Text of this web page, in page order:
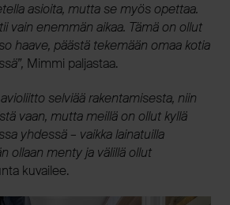
asioita, mutta se myös opettaa.
vain enemmän aikaa. Tämä on ollut
haave, päästä tekemään omaa kotia
Mimmi paljastaa.
selviää rakentamisesta, niin
vaan, mutta meillä on ollut kyllä
yhdessä – vaikka lainatuilla
ollaan menty ja välillä ollut
kuvailee.